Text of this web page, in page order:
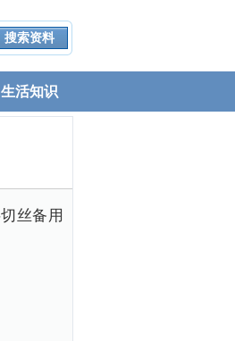
生活知识
丝备用